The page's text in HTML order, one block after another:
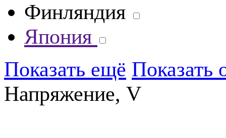
Финляндия
Япония
Показать ещё Показать
Напряжение, V